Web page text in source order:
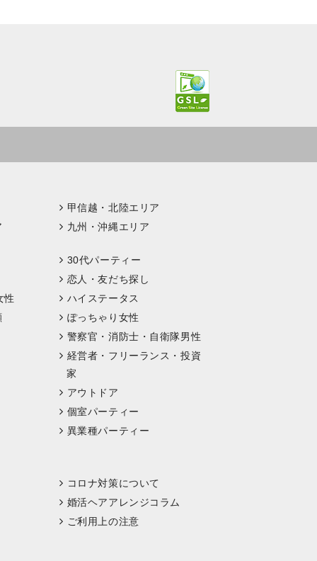
甲信越・北陸エリア
九州・沖縄エリア
30代パーティー
恋人・友だち探し
性
ハイステータス
ぽっちゃり女性
警察官・消防士・自衛隊男性
経営者・フリーランス・投資
家
アウトドア
個室パーティー
異業種パーティー
コロナ対策について
婚活ヘアアレンジコラム
ご利用上の注意